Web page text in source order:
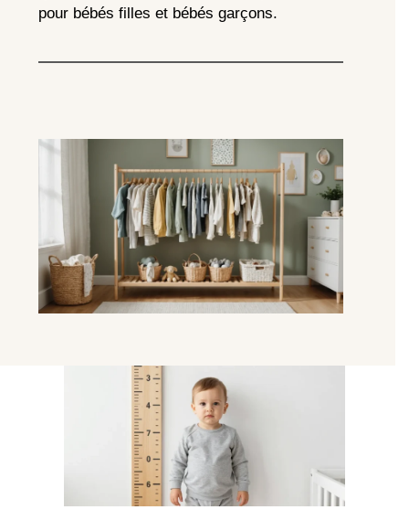
pour bébés filles et bébés garçons.